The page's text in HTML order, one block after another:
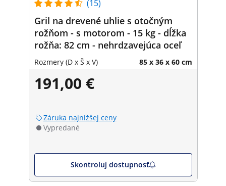
(15)
Gril na drevené uhlie s otočným
rožňom - s motorom - 15 kg - dĺžka
rožňa: 82 cm - nehrdzavejúca oceľ
Rozmery (D x Š x V) 85 x 36 x 60 cm
191,00 €
Záruka najnižšej ceny
Vypredané
Skontroluj dostupnosť